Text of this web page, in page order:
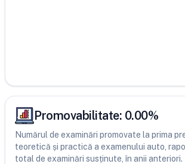
Promovabilitate: 0.00%
Numărul de examinări promovate la prima
teoretică și practică a examenului auto,
total de examinări susținute, în anii anteriori.